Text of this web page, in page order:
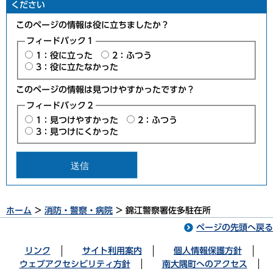
ください
このページの情報は役に立ちましたか？
フィードバック１
1：役に立った
2：ふつう
3：役に立たなかった
このページの情報は見つけやすかったですか？
フィードバック２
1：見つけやすかった
2：ふつう
3：見つけにくかった
ホーム > 消防・警察・病院 > 錦江警察署佐多駐在所
ページの先頭へ戻る
リンク サイト利用案内
個人情報保護方針
ウェブアクセシビリティ方針
南大隅町へのアクセス